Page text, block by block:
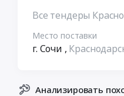
Все тендеры
Место поставки
г. Сочи ,
Анализировать